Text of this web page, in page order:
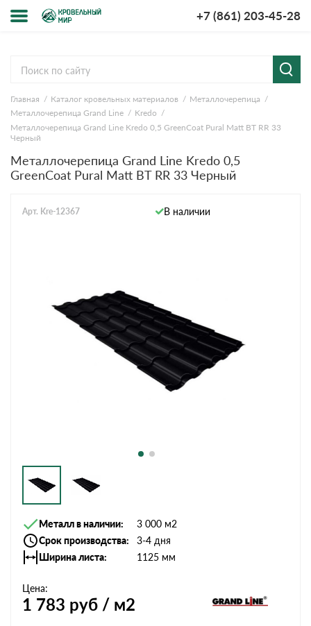
+7 (861) 203-45-28
компании
и оплата
ответы
Главная Каталог кровельных материалов
Металлочерепица
Металлочерепица Grand Line
Kredo
Металлочерепица Grand Line Kredo 0,5 GreenCoat Pural Matt BT RR 33
Черный
Металлочерепица Grand Line Kredo 0,5
GreenCoat Pural Matt BT RR 33 Черный
Арт. Kre-12367 В наличии
Металл в наличии
3 000 м2
Срок производства
3-4 дня
Ширина листа
1125 мм
Цена:
1 783 руб / м2